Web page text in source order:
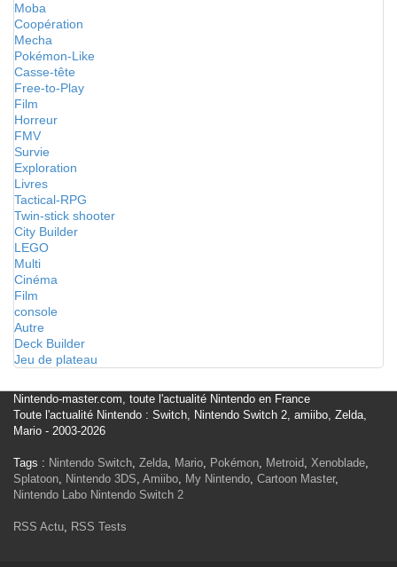
Moba
Coopération
Mecha
Pokémon-Like
Casse-tête
Free-to-Play
Film
Horreur
FMV
Survie
Exploration
Livres
Tactical-RPG
Twin-stick shooter
City Builder
LEGO
Multi
Cinéma
Film
console
Autre
Deck Builder
Jeu de plateau
Nintendo-master.com, toute l'actualité Nintendo en France
Toute l'actualité Nintendo : Switch, Nintendo Switch 2, amiibo, Zelda,
Mario - 2003-2026
Tags : Nintendo Switch, Zelda, Mario, Pokémon, Metroid, Xenoblade,
Splatoon, Nintendo 3DS, Amiibo, My Nintendo, Cartoon Master,
Nintendo Labo Nintendo Switch 2
RSS Actu, RSS Tests